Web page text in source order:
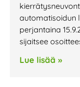
automatisoidun
perjantaina
sijaitsee
Lue lisää »